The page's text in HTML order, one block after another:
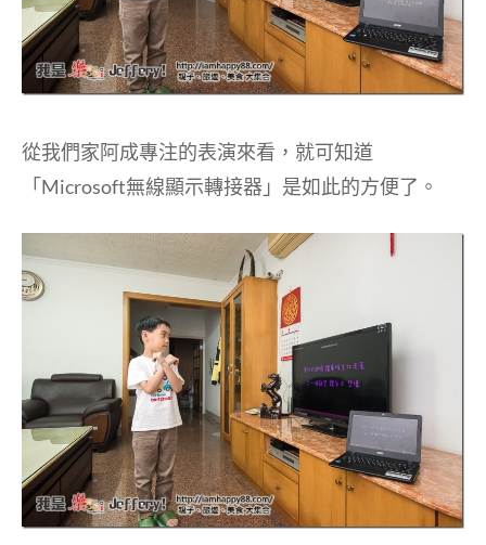
從我們家阿成專注的表演來看，就可知道
「Microsoft無線顯示轉接器」是如此的方便了。